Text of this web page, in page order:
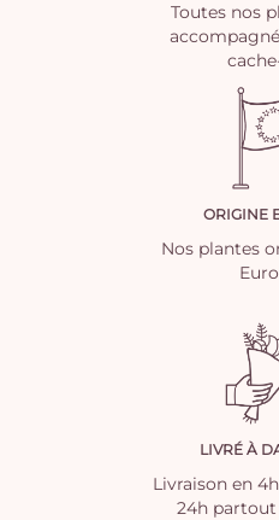
Toutes nos
ORIGINE
Nos plantes
LIVRÉ À
Livraison en
24h partout